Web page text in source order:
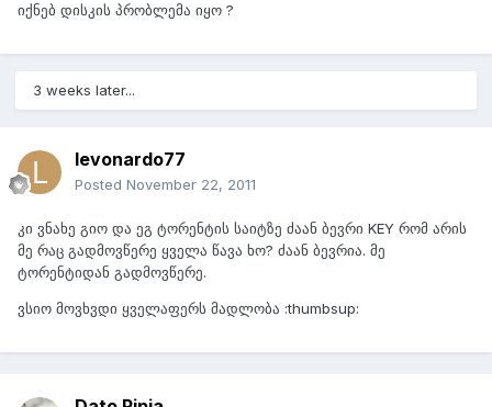
იქნებ დისკის პრობლემა იყო ?
3 weeks later...
levonardo77
Posted November 22, 2011
კი ვნახე გიო და ეგ ტორენტის საიტზე ძაან ბევრი KEY რომ არის
მე რაც გადმოვწერე ყველა წავა ხო? ძაან ბევრია. მე
ტორენტიდან გადმოვწერე.
ვსიო მოვხვდი ყველაფერს მადლობა :thumbsup: